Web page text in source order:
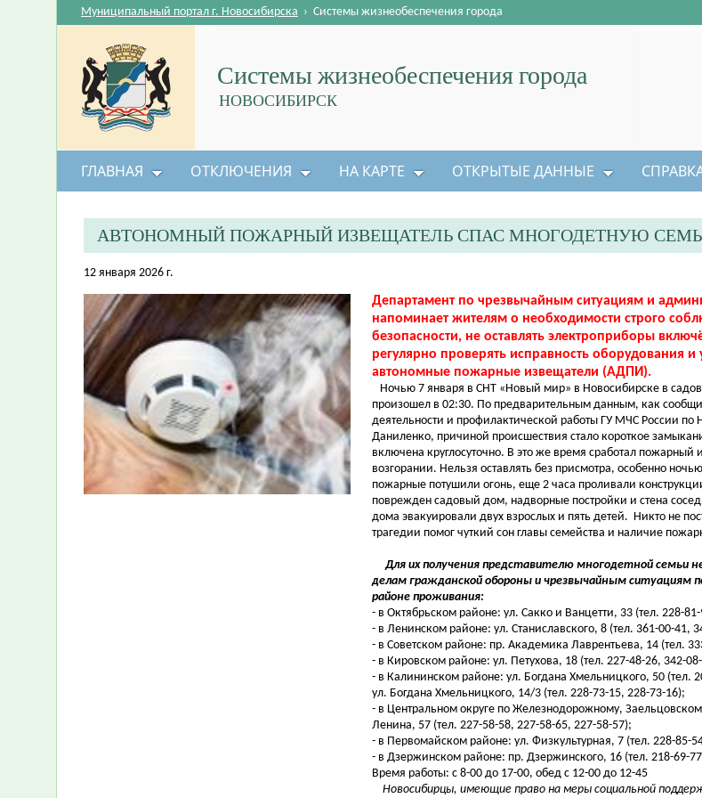
Системы жизнеобеспечения города
НОВОСИБИРСК
Муниципальный портал г. Новосибирска › Системы жизнеобеспечения города
ГЛАВНАЯ ОТКЛЮЧЕНИЯ НА КАРТЕ ОТКРЫТЫЕ ДАННЫЕ
АВТОНОМНЫЙ ПОЖАРНЫЙ ИЗВЕЩАТЕЛЬ СПАС МНОГОДЕТНУЮ
12 января 2026 г.
Департамент по чрезвычайным ситуациям и
напоминает жителям о необходимости строго
безопасности, не оставлять электроприборы
регулярно проверять исправность оборудования
автономные пожарные извещатели (АДПИ).
Ночью 7 января в СНТ «Новый мир» в Новосибирске в
произошел в 02:30. По предварительным данным, как
деятельности и профилактической работы ГУ МЧС России по
Даниленко, причиной происшествия стало короткое
включена круглосуточно. В это же время сработал пожарный
возгорании. Нельзя оставлять без присмотра, особенно
пожарные потушили огонь, еще 2 часа проливали
поврежден садовый дом, надворные постройки и стена
дома эвакуировали двух взрослых и пять детей. Никто не
трагедии помог чуткий сон главы семейства и наличие
Для их получения представителю многодетной семьи
делам гражданской обороны и чрезвычайным ситуациям
районе проживания:
- в Октябрьском районе: ул. Сакко и Ванцетти, 33 (тел. 228-
- в Ленинском районе: ул. Станиславского, 8 (тел. 361-00-41,
- в Советском районе: пр. Академика Лаврентьева, 14 (тел.
- в Кировском районе: ул. Петухова, 18 (тел. 227-48-26, 342-
- в Калининском районе: ул. Богдана Хмельницкого, 50 (тел.
ул. Богдана Хмельницкого, 14/3 (тел. 228-73-15, 228-73-16);
- в Центральном округе по Железнодорожному,
Ленина, 57 (тел. 227-58-58, 227-58-65, 227-58-57);
- в Первомайском районе: ул. Физкультурная, 7 (тел. 228-85-
- в Дзержинском районе: пр. Дзержинского, 16 (тел. 218-69-
Время работы: с 8-00 до 17-00, обед с 12-00 до 12-45
Новосибирцы, имеющие право на меры социальной